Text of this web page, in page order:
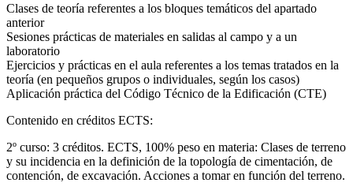
Clases de teoría referentes a los bloques temáticos del apartado
anterior
Sesiones prácticas de materiales en salidas al campo y a un
laboratorio
Ejercicios y prácticas en el aula referentes a los temas tratados en la
teoría (en pequeños grupos o individuales, según los casos)
Aplicación práctica del Código Técnico de la Edificación (CTE)
Contenido en créditos ECTS:
2º curso: 3 créditos. ECTS, 100% peso en materia: Clases de terreno
y su incidencia en la definición de la topología de cimentación, de
contención, de excavación. Acciones a tomar en función del terreno.